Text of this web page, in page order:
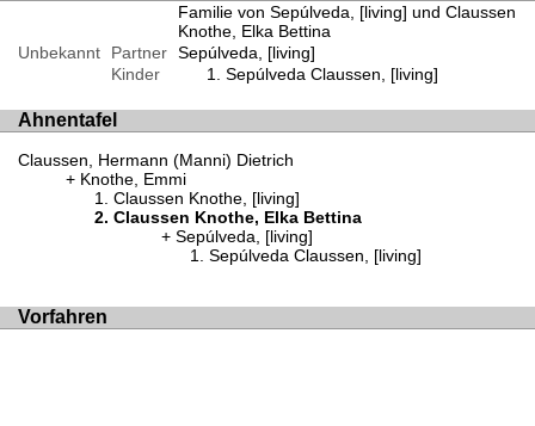
Familie von Sepúlveda, [living] und Claussen
Knothe, Elka Bettina
Unbekannt
Partner Sepúlveda, [living]
Kinder
Sepúlveda Claussen, [living]
Ahnentafel
Claussen, Hermann (Manni) Dietrich
Knothe, Emmi
Claussen Knothe, [living]
Claussen Knothe, Elka Bettina
Sepúlveda, [living]
Sepúlveda Claussen, [living]
Vorfahren